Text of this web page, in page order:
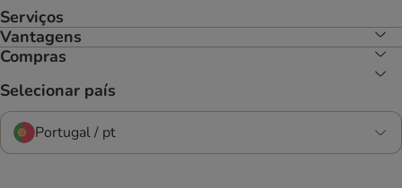
Serviços
Vantagens
Compras
Selecionar país
Portugal / pt